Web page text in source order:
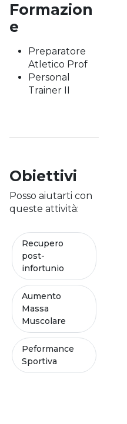
Formazion
e
Preparatore
Atletico Prof
Personal
Trainer II
Obiettivi
Posso aiutarti con
queste attività:
Recupero
post-
infortunio
Aumento
Massa
Muscolare
Peformance
Sportiva